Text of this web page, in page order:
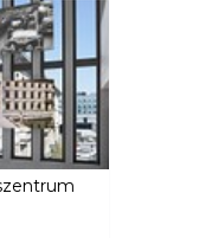
an. Es gibt
nördlich
befasst,
alle Arten
Die
ist das
mit den